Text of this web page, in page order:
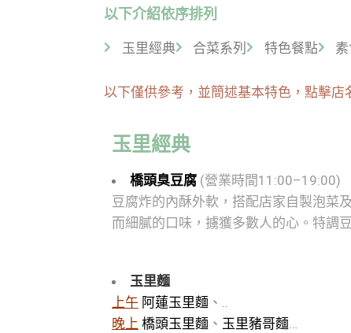
以下介紹依序排列
玉里經典 合菜系列 特色餐點
以下僅供參考，並簡述基本特色，點擊店
玉里經典
橋頭臭豆腐 (營業時間11 :00–19:00)
豆腐炸的內酥外軟，搭配店家自製泡菜
而細膩的口味，擄獲多數人的心。 特調
玉里麵
上午 阿蓮玉里麵 、..
晚上 橋頭玉里麵 、 玉里豬哥麵